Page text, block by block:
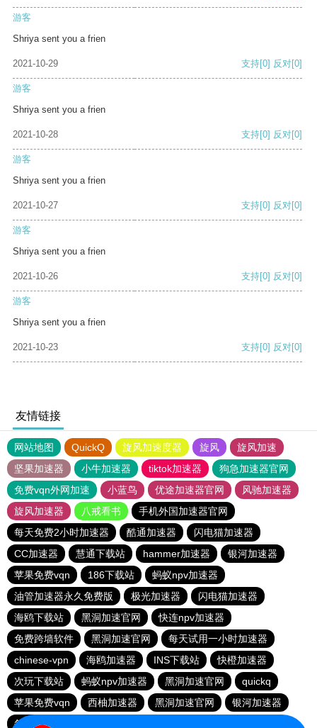
游客
Shriya sent you a frien
2021-10-29 支持[0] 反对[0]
游客
Shriya sent you a frien
2021-10-28 支持[0] 反对[0]
游客
Shriya sent you a frien
2021-10-27 支持[0] 反对[0]
游客
Shriya sent you a frien
2021-10-26 支持[0] 反对[0]
游客
Shriya sent you a frien
2021-10-23 支持[0] 反对[0]
友情链接
网站地图 QuickQ 旋风加速度器 旋风
旋风加速
坚果加速器
小牛加速器 tiktok加速器
狗急加速器官网
免费vqn外网加速
小蓝鸟 优途加速器官网
风驰加速器
旋风加速器
八戒看书
手机外国加速器官网
每天免费2小时加速器
酷通加速器
闪电猫加速器
CC加速器
慧通下载站 hammer加速器
银河加速器
苹果免费vqn
186下载站
蚂蚁npv加速器
油管加速器永久免费版
极光加速器
闪电猫加速器
海鸥下载站
黑洞加速官网
快连npv加速器
免费跨墙软件
黑洞加速官网
每天试用一小时加速器
chinese-vpn
海鸥加速器 INS下载站
快橙加速器
次玩下载站
蚂蚁npv加速器 黑洞加速官网
quickq
苹果免费vqn
西柚加速器 黑洞加速官网
银河加速器
每天免费2小时加速器